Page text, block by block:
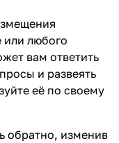
или любого
вам ответить
и развеять
её по своему
обратно, изменив